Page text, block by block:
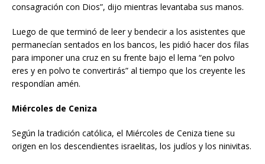
consagración con Dios”, dijo mientras levantaba sus manos.
Luego de que terminó de leer y bendecir a los asistentes que
permanecían sentados en los bancos, les pidió hacer dos filas
para imponer una cruz en su frente bajo el lema “en polvo
eres y en polvo te convertirás” al tiempo que los creyente les
respondían amén.
Miércoles de Ceniza
Según la tradición católica, el Miércoles de Ceniza tiene su
origen en los descendientes israelitas, los judíos y los ninivitas.